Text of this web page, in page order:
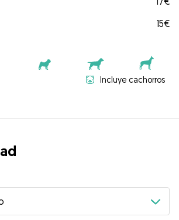
15€
Incluye cachorros